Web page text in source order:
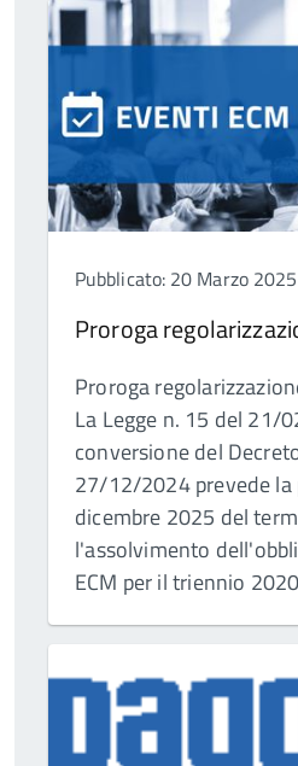
Pubblicato: 20 Marzo 2025
Proroga
Proroga
La Legge n. 15 del 21/
conversione del
27/12/2024 prevede la
dicembre 2025 del
l'assolvimento
ECM per il triennio